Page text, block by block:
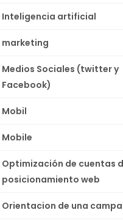
Inteligencia artificial
marketing
Medios Sociales (twitter y
Facebook)
Mobil
Mobile
Optimización de cuentas
posicionamiento web
Orientacion de una